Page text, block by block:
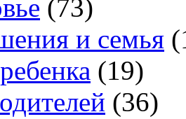
(73)
и семья
(19)
(36)